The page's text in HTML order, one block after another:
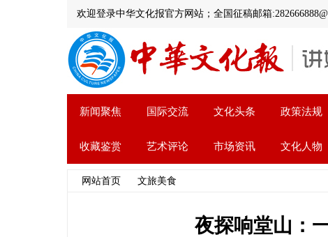
欢迎登录中华文化报官方网站；全国征稿邮箱
新闻聚焦 国际交流 文化头条 政策法规
收藏鉴赏 艺术评论 市场资讯 文化人物
网站首页 文旅美食
夜探响堂山：